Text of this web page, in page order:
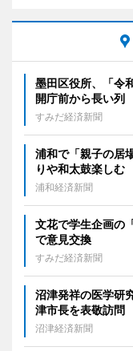
墨田区役所、「令
開庁前から長い列
すみだ経済新聞
浦和で「親子の居
りや和太鼓楽しむ
浦和経済新聞
文花で学生企画の
で意見交換
すみだ経済新聞
沼津発祥の医学研
津市長を表敬訪問
沼津経済新聞